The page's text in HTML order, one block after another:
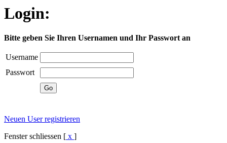
Login:
Bitte geben Sie Ihren Usernamen und Ihr Passwort an
Username
Passwort
Neuen User registrieren
Fenster schliessen [ x ]